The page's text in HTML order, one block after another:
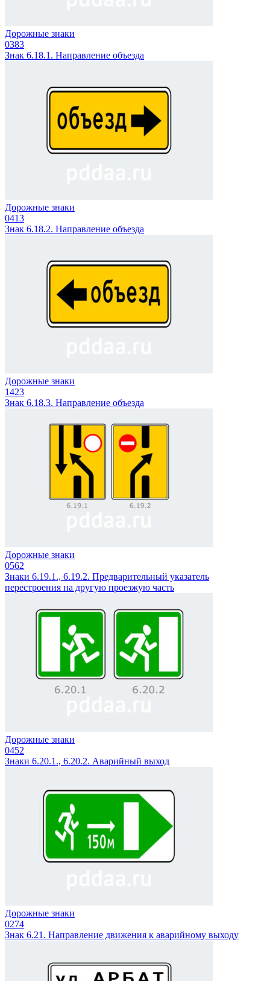
Дорожные знаки
0383
Знак 6.18.1. Направление объезда
Дорожные знаки
0413
Знак 6.18.2. Направление объезда
Дорожные знаки
1423
Знак 6.18.3. Направление объезда
Дорожные знаки
0562
Знаки 6.19.1., 6.19.2. Предварительный указатель
перестроения на другую проезжую часть
Дорожные знаки
0452
Знаки 6.20.1., 6.20.2. Аварийный выход
Дорожные знаки
0274
Знак 6.21. Направление движения к аварийному выходу